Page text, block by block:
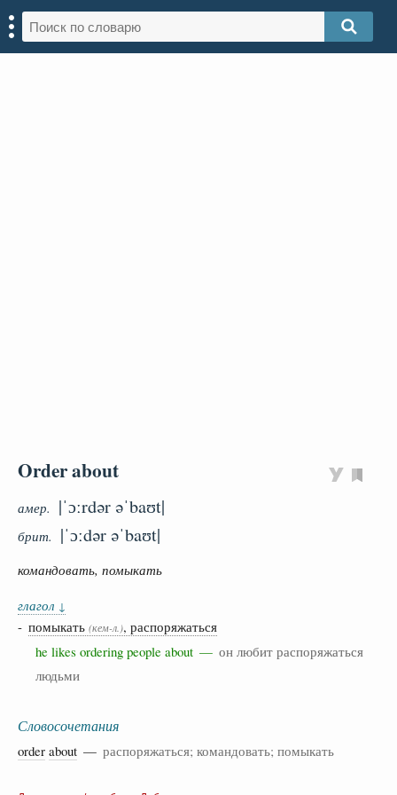
Order about
амер. |ˈɔːrdər əˈbaʊt|
брит. |ˈɔːdər əˈbaʊt|
командовать, помыкать
глагол ↓
- помыкать (кем-л.), распоряжаться
he likes ordering people about — он любит распоряжаться
людьми
Словосочетания
order about — распоряжаться; командовать; помыкать